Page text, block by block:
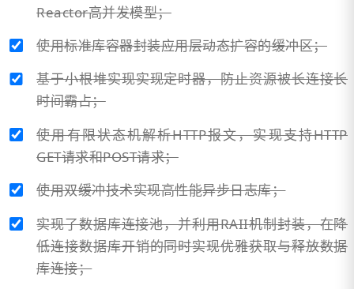
Reactor高并发模型；
使用标准库容器封装应用层动态扩容的缓冲区；
基于小根堆实现实现定时器，防止资源被长连接长
时间霸占；
使用有限状态机解析HTTP报文，实现支持HTTP
GET请求和POST请求；
使用双缓冲技术实现高性能异步日志库；
实现了数据库连接池，并利用RAII机制封装，在降
低连接数据库开销的同时实现优雅获取与释放数据
库连接；